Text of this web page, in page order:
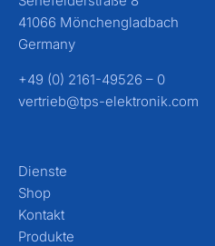
41066 Mönchengladbach
Germany
+49 (0) 2161-49526 – 0
vertrieb@tps-elektronik.com
Dienste
Shop
Kontakt
Produkte